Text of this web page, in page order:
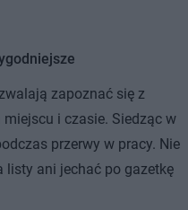
zapoznać się z
i czasie. Siedząc w
przerwy w pracy. Nie
listy ani jechać po gazetkę